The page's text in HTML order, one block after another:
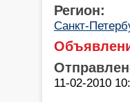
Регион:
Санкт-
11-02-2010